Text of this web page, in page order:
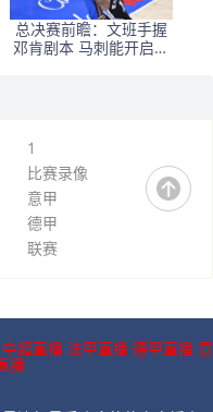
总决赛前瞻：文班手握
邓肯剧本 马刺能开启新
1
比赛录像
意甲
德甲
联赛
中超直播 法甲直播 德甲直播 意
播